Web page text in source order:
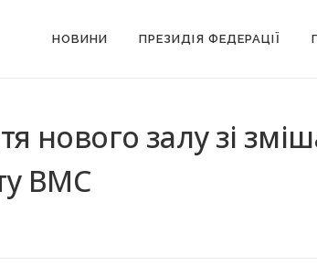
НОВИНИ ПРЕЗИДІЯ ФЕДЕРАЦІЇ
нового залу зі
ВМС